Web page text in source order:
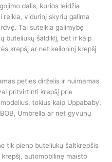
dalis, kurios leidžia
reikia, vidurinį skyrių galima
Tai suteikia galimybę
buteliukų šaldiklį, bet ir kaip
krepšį ar net kelioninį krepšį
peties dirželis ir nuimamas
pritvirtinti krepšį prie
tokius kaip Uppababy,
Umbrella ar net gyvūnų
tik pieno buteliukų šaltkrepšis
automobilinę maisto